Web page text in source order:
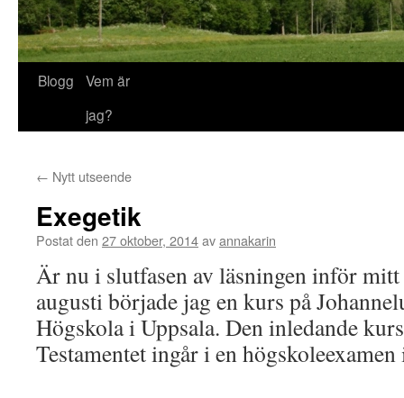
Blogg
Vem är
jag?
← Nytt utseende
Exegetik
Postat den 27 oktober, 2014avannakarin
Är nu i slutfasen av läsningen inför
augusti började jag en kurs på
Högskola i Uppsala. Den inledande
Testamentet ingår i en